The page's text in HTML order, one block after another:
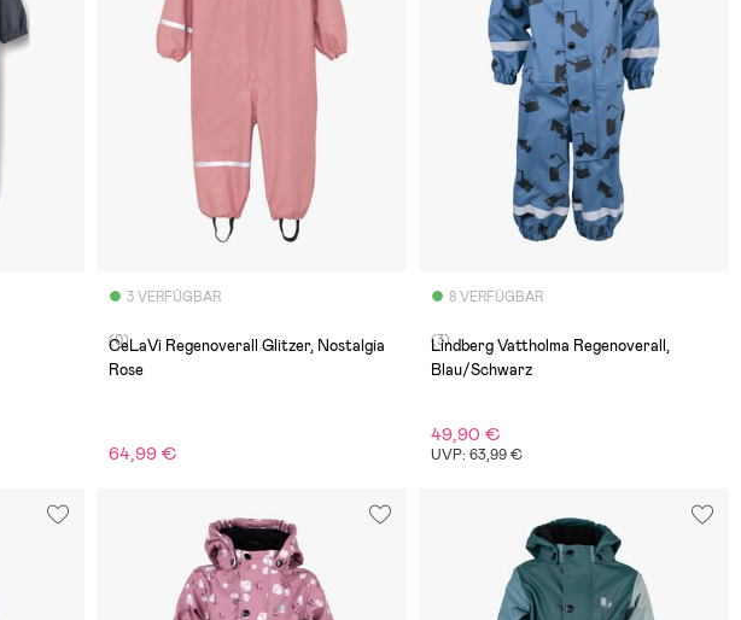
3 VERFÜGBAR
(0)
CeLaVi Regenoverall Glitzer, Nostalgia
Rose
64,99 €
8 VERFÜGBAR
(3)
Lindberg Vattholma Regenoverall,
Blau/Schwarz
49,90 €
UVP: 63,99 €